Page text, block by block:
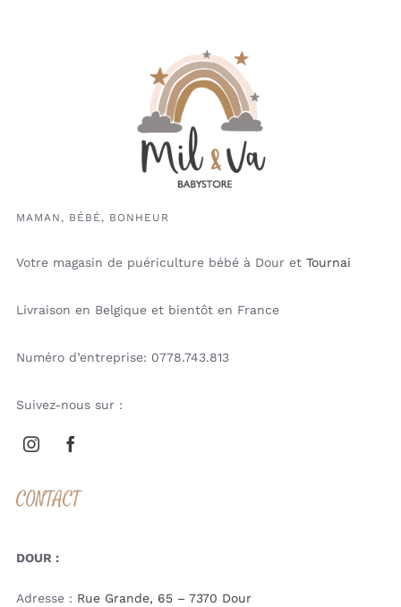
MAMAN, BÉBÉ, BONHEUR
Votre magasin de puériculture bébé à Dour et Tournai
Livraison en Belgique et bientôt en France
Numéro d’entreprise: 0778.743.813
Suivez-nous sur :
CONTACT
DOUR :
Adresse : Rue Grande, 65 – 7370 Dour